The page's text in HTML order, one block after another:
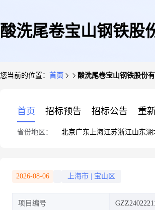
酸洗尾卷宝山钢铁股
您当前的位置： 首页 酸洗尾卷宝山钢铁股份
首页 招标预告 招标公告 重
省份地区： 北京广东 上海江苏浙江山东湖
2026-08-06 上海市 宝山区
项目编号